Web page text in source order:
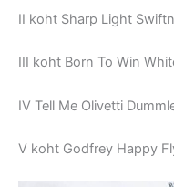
II koht Sharp Light
III koht Born To Win
IV Tell Me Olivetti
V koht Godfrey Happy